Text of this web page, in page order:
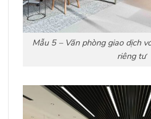
Mẫu 5 – Văn phòng giao dịch
riêng tư